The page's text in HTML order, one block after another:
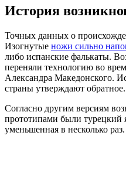
История
Точных данных о
Изогнутые ножи сильно
либо испанские фалькаты.
переняли технологию во
Александра Македонского.
страны утверждают обратное.
Согласно другим версиям
прототипами были турецкий
уменьшенная в несколько раз.